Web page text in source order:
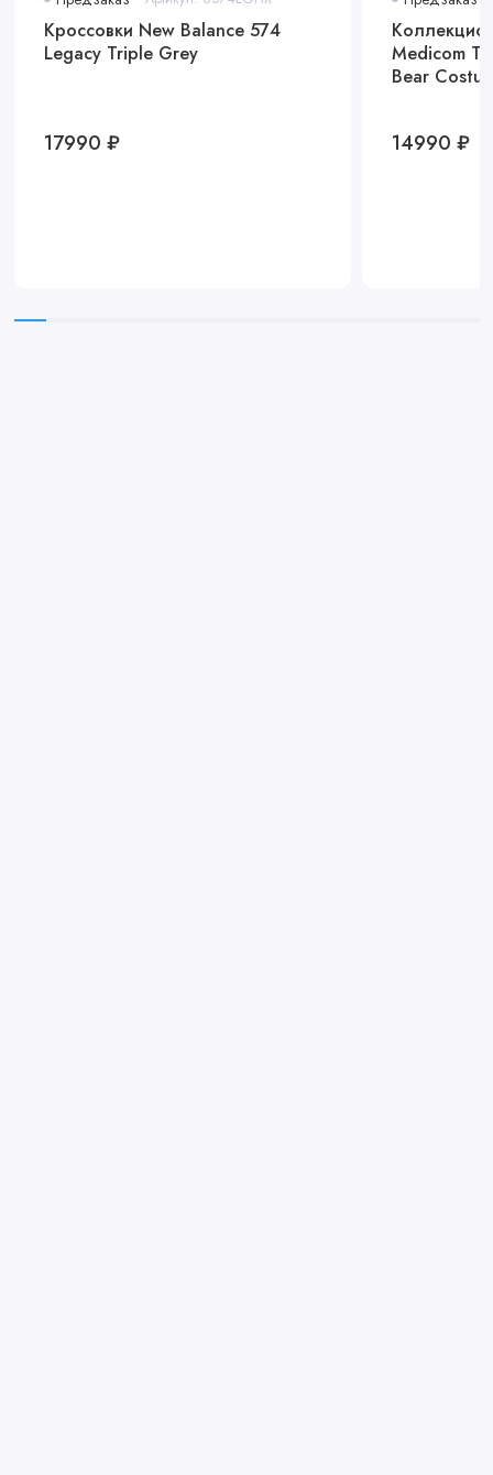
Кроссовки New Balance 574
Legacy Triple Grey
17990 ₽
Medicom
Bear
14990 ₽